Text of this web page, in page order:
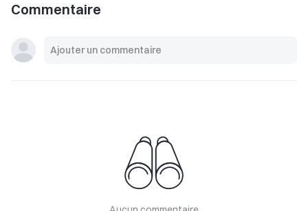
Commentaire